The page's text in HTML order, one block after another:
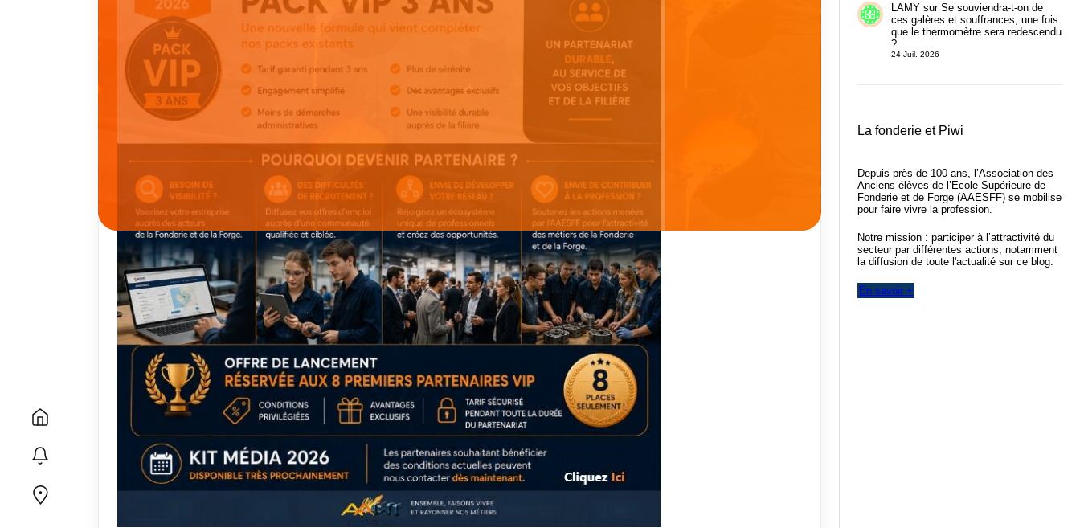
LAMYsur Se souviendra-t-on de
ces galères et souffrances, une fois
que le thermomètre sera redescendu
?
24 Juil. 2026
La fonderie et Piwi
Depuis près de 100 ans, l’Association des
Anciens élèves de l’Ecole Supérieure de
Fonderie et de Forge (AAESFF) se mobilise
pour faire vivre la profession.
Notre mission : participer à l’attractivité du
secteur par différentes actions, notamment
la diffusion de toute l'actualité sur ce blog.
En savoir +